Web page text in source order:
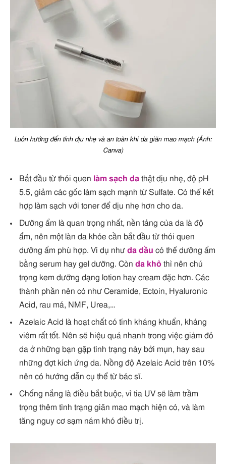
Luôn hướng đến tính dịu nhẹ và an toàn khi da giãn mao mạch (Ảnh:
Canva)
Bắt đầu từ thói quen làm sạch da thật dịu nhẹ, độ pH
5.5, giảm các gốc làm sạch mạnh từ Sulfate. Có thể kết
hợp làm sạch với toner để dịu nhẹ hơn cho da.
Dưỡng ẩm là quan trọng nhất, nền tảng của da là độ
ẩm, nên một làn da khỏe cần bắt đầu từ thói quen
dưỡng ẩm phù hợp. Ví dụ như da dầu có thể dưỡng ẩm
bằng serum hay gel dưỡng. Còn da khô thì nên chú
trọng kem dưỡng dạng lotion hay cream đặc hơn. Các
thành phần nên có như Ceramide, Ectoin, Hyaluronic
Acid, rau má, NMF, Urea,…
Azelaic Acid là hoạt chất có tính kháng khuẩn, kháng
viêm rất tốt. Nên sẽ hiệu quả nhanh trong việc giảm đỏ
da ở những bạn gặp tình trạng này bởi mụn, hay sau
những đợt kích ứng da. Nồng độ Azelaic Acid trên 10%
nên có hướng dẫn cụ thể từ bác sĩ.
Chống nắng là điều bắt buộc, vì tia UV sẽ làm trầm
trọng thêm tình trạng giãn mao mạch hiện có, và làm
tăng nguy cơ sạm nám khó điều trị.